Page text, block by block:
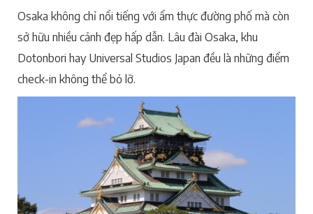
Osaka không chỉ nổi tiếng với ẩm thực đường phố mà còn
sở hữu nhiều cảnh đẹp hấp dẫn. Lâu đài Osaka, khu
Dotonbori hay Universal Studios Japan đều là những điểm
check-in không thể bỏ lỡ.